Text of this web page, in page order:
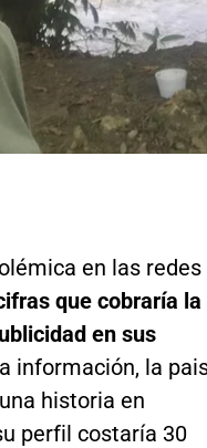
en las redes
que cobraría la
en sus
información, la
historia en
perfil costaría 30